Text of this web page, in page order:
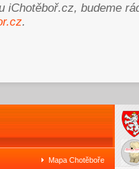
iChotěboř.cz, budeme
.
Mapa Chotěboře